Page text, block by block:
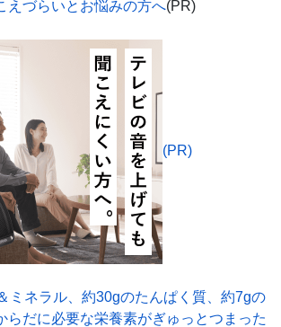
えづらいとお悩みの方へ(PR)
(PR)
ミネラル、約30gのたんぱく質、約7gの
らだに必要な栄養素がぎゅっとつまった